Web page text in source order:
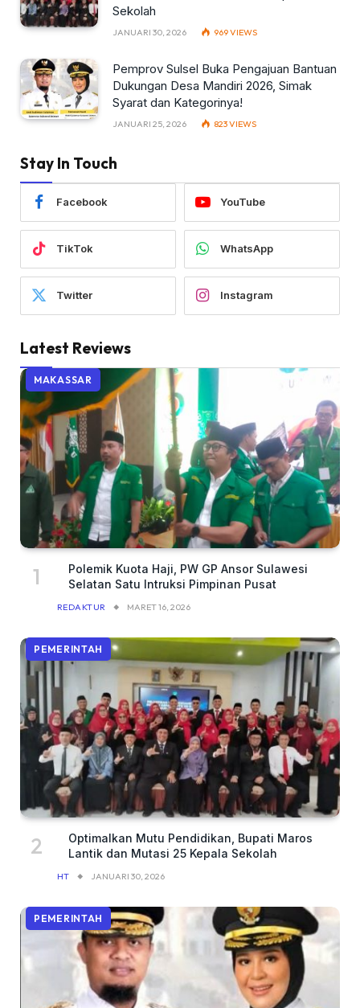
Sekolah
JANUARI 30, 2026 969VIEWS
Pemprov Sulsel Buka Pengajuan Bantuan
Dukungan Desa Mandiri 2026, Simak
Syarat dan Kategorinya!
JANUARI 25, 2026 823VIEWS
Stay In Touch
Facebook YouTube
TikTok WhatsApp
Twitter Instagram
Latest Reviews
MAKASSAR
Polemik Kuota Haji, PW GP Ansor Sulawesi
Selatan Satu Intruksi Pimpinan Pusat
REDAKTUR MARET 16, 2026
PEMERINTAH
Optimalkan Mutu Pendidikan, Bupati Maros
Lantik dan Mutasi 25 Kepala Sekolah
HT JANUARI 30, 2026
PEMERINTAH